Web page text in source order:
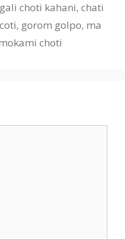
choti kahani, chati
, gorom golpo, ma
choti